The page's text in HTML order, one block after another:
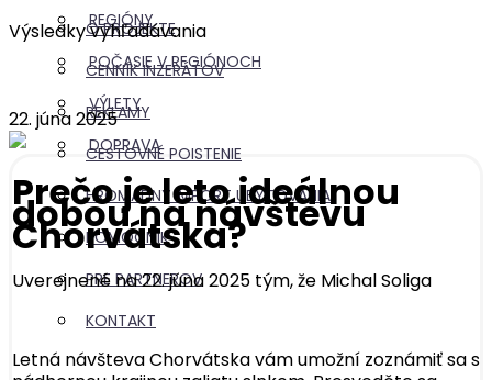
REGIÓNY
POČASIE V REGIÓNOCH
VÝLETY
DOPRAVA
O PROJEKTE
CENNÍK INZERÁTOV
REKLAMY
CESTOVNÉ POISTENIE
HROMADNÝ IMPORT UBYTOVANIA
POMOCNÍK
PRE PARTNEROV
KONTAKT
Výsledky vyhľadávania
22. júna 2025
Prečo je leto ideálnou
dobou na návštevu
Chorvátska?
Uverejnené na 22. júna 2025 tým, že Michal Soliga
Letná návšteva Chorvátska vám umožní zoznámiť sa s